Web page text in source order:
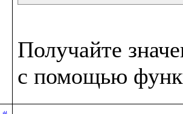
Получайте